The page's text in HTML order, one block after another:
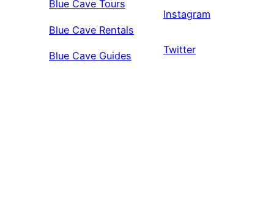
Blue Cave Tours
Blue Cave Rentals
Blue Cave Guides
Instagram
Twitter